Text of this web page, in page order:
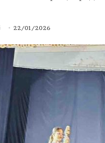
n
22/01/2026